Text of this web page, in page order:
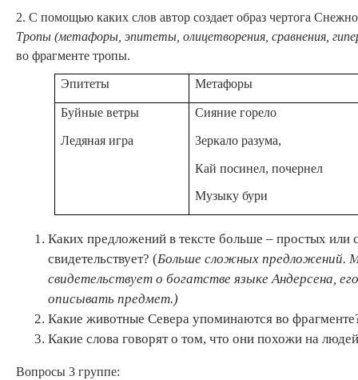
2. С помощью каких слов автор создает образ чертога
Тропы (метафоры, эпитеты, олицетворения, сравнения,
во фрагменте тропы.
Эпитеты Метафоры
Буйные ветры
Ледяная игра
Сияние горело
Зеркало разума,
Кай посинел, почернел
Музыку бури
Каких предложений в тексте больше – простых
свидетельствует? (Больше сложных предложений.
свидетельствует о богатстве языке Андерсена,
описывать предмет.)
Какие животные Севера упоминаются во
Какие слова говорят о том, что они похожи на
Вопросы 3 группе: